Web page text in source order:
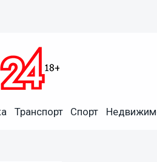
Транспорт Спорт